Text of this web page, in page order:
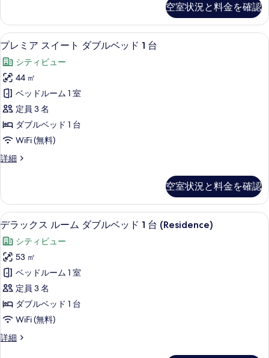
ダ
ブ
ル
ベ
ッ
ド
1
台
の
す
の
写
真
を
表
示
す
る
テ
ィ
ブ
ー
ム
ダ
ブ
ル
ベ
ッ
ド
台
細
空室状況と料金を確認
プ
レ
ミ
ア
ス
イ
ー
ト
ダ
ル
ベ
ッ
ド
1
台
の
す
べ
て
プレミア スイート ダブルベッド 1
10
プレミア スイート ダブルベッド 1 台
シティビュー
44 ㎡
ベッドルーム 1 室
定員 3 名
ダブルベッド 1 台
WiFi (無料)
詳細
プ
ス
イ
ー
ダ
ブ
ル
ベ
ッ
ド
台
詳
空室状況と料金を確認
デ
ラ
ッ
ク
ス
ル
ー
ム
ダ
デラックス ルーム ダブルベッド 1
5
デラックス ルーム ダブルベッド 1 台 (Residence)
シティビュー
53 ㎡
ベッドルーム 1 室
定員 3 名
ダブルベッド 1 台
WiFi (無料)
詳細
デ